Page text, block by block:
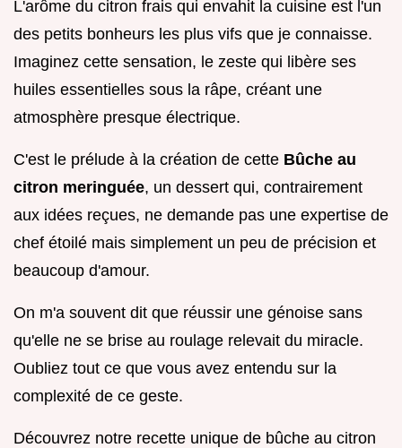
L'arôme du citron frais qui envahit la cuisine est l'un
des petits bonheurs les plus vifs que je connaisse.
Imaginez cette sensation, le zeste qui libère ses
huiles essentielles sous la râpe, créant une
atmosphère presque électrique.
C'est le prélude à la création de cette Bûche au
citron meringuée, un dessert qui, contrairement
aux idées reçues, ne demande pas une expertise de
chef étoilé mais simplement un peu de précision et
beaucoup d'amour.
On m'a souvent dit que réussir une génoise sans
qu'elle ne se brise au roulage relevait du miracle.
Oubliez tout ce que vous avez entendu sur la
complexité de ce geste.
Découvrez notre recette unique de bûche au citron